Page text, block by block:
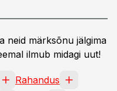
neid märksõnu jälgima
ilmub midagi uut!
Rahandus